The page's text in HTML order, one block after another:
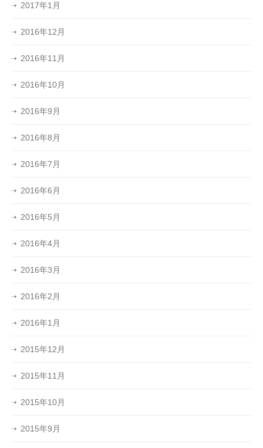
2017年1月
2016年12月
2016年11月
2016年10月
2016年9月
2016年8月
2016年7月
2016年6月
2016年5月
2016年4月
2016年3月
2016年2月
2016年1月
2015年12月
2015年11月
2015年10月
2015年9月